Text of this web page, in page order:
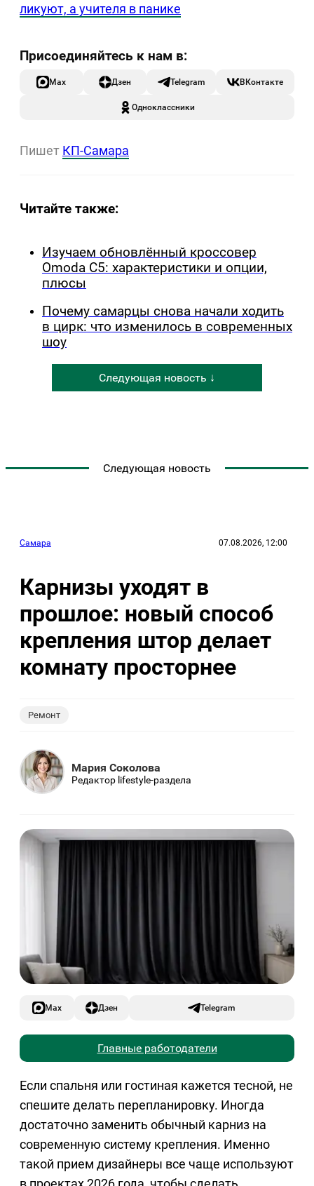
ликуют, а учителя в панике
Max Дзен Telegram ВКонтакте
Одноклассники
Пишет КП-Самара
Читайте также:
Изучаем обновлённый кроссовер
Omoda C5: характеристики и опции,
плюсы
Почему самарцы снова начали ходить
в цирк: что изменилось в современных
шоу
Следующая новость ↓
Следующая новость
Самара 07.08.2026, 12:00
Карнизы уходят в
прошлое: новый способ
крепления штор делает
комнату просторнее
Ремонт
Мария Соколова
Редактор lifestyle-раздела
Max Дзен Telegram
Главные работодатели
Если спальня или гостиная кажется тесной, не
спешите делать перепланировку. Иногда
достаточно заменить обычный карниз на
современную систему крепления. Именно
такой прием дизайнеры все чаще используют